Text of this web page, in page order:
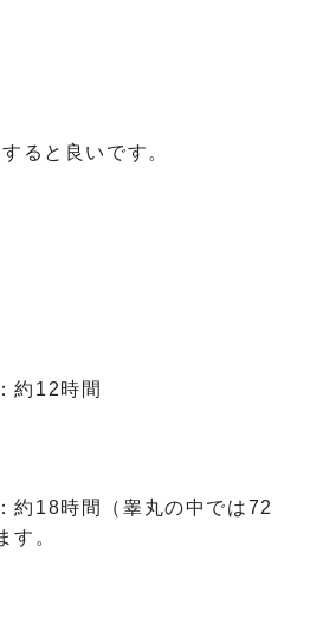
ると良いです。
約12時間
約18時間（睾丸の中では72
す。